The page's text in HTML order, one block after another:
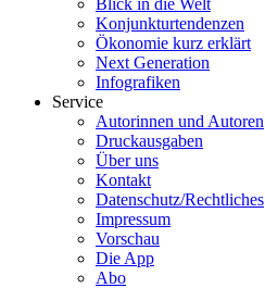
Blick in die Welt
Konjunkturtendenzen
Ökonomie kurz erklärt
Next Generation
Infografiken
Service
Autorinnen und Autoren
Druckausgaben
Über uns
Kontakt
Datenschutz/Rechtliches
Impressum
Vorschau
Die App
Abo